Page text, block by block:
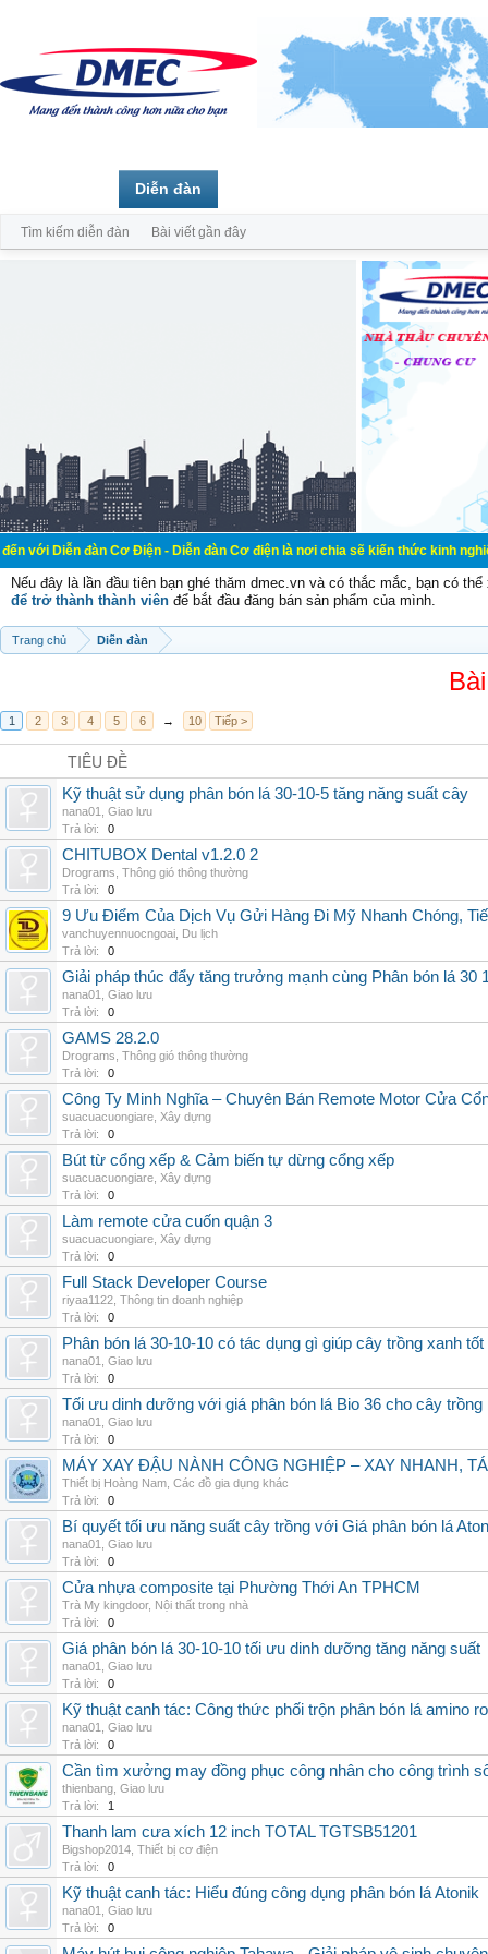
đàn Cơ Điện - Diễn đàn Cơ điện là nơi chia sẽ kiến thức kinh nghiệm
Nếu đây là lần đầu tiên bạn ghé thăm dmec.vn và có thắc mắc, bạn có
để trở thành thành viên để bắt đầu đăng bán sản phẩm của mình.
Trang chủ Diễn đàn
1 2 3 4 5 6 → 10 Tiếp >
TIÊU ĐỀ
Kỹ thuật sử dụng phân bón lá 30-10-5 tăng năng suất cây
nana01
Giao lưu
Trả lời:
0
CHITUBOX Dental v1.2.0 2
Drograms Thông gió thông thường
Trả lời:
0
9 Ưu Điểm Của Dịch Vụ Gửi Hàng Đi Mỹ Nhanh Chóng,
vanchuyennuocngoai Du lịch
Trả lời:
0
Giải pháp thúc đẩy tăng trưởng mạnh cùng Phân bón lá 30
nana01
Giao lưu
Trả lời:
0
GAMS 28.2.0
Drograms Thông gió thông thường
Trả lời:
0
Công Ty Minh Nghĩa – Chuyên Bán Remote Motor Cửa
suacuacuongiare Xây dựng
Trả lời:
0
Bút từ cổng xếp & Cảm biến tự dừng cổng xếp
suacuacuongiare Xây dựng
Trả lời:
0
Làm remote cửa cuốn quận 3
suacuacuongiare Xây dựng
Trả lời:
0
Full Stack Developer Course
riyaa1122 Thông tin doanh nghiệp
Trả lời:
0
Phân bón lá 30-10-10 có tác dụng gì giúp cây trồng xanh tốt
nana01
Giao lưu
Trả lời:
0
Tối ưu dinh dưỡng với giá phân bón lá Bio 36 cho cây trồng
nana01
Giao lưu
Trả lời:
0
MÁY XAY ĐẬU NÀNH CÔNG NGHIỆP – XAY NHANH,
Thiết bị Hoàng Nam Các đồ gia dụng khác
Trả lời:
0
Bí quyết tối ưu năng suất cây trồng với Giá phân bón lá
nana01
Giao lưu
Trả lời:
0
Cửa nhựa composite tại Phường Thới An TPHCM
Trà My kingdoor, Nội thất trong nhà
Trả lời:
0
Giá phân bón lá 30-10-10 tối ưu dinh dưỡng tăng năng suất
nana01
Giao lưu
Trả lời:
0
Kỹ thuật canh tác: Công thức phối trộn phân bón lá amino
nana01
Giao lưu
Trả lời:
0
Cần tìm xưởng may đồng phục công nhân cho công trình
thienbang Giao lưu
Trả lời:
1
Thanh lam cưa xích 12 inch TOTAL TGTSB51201
Bigshop2014 Thiết bị cơ điện
Trả lời:
0
Kỹ thuật canh tác: Hiểu đúng công dụng phân bón lá Atonik
nana01
Giao lưu
Trả lời:
0
Diễn đàn
Tìm kiếm diễn đàn Bài viết gần đây